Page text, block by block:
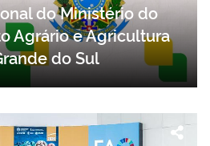
do Ministério do
Agrário e Agricultura
do Sul